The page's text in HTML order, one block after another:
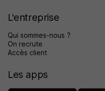
L'entreprise
Qui sommes-nous ?
On recrute
Accès client
Les apps